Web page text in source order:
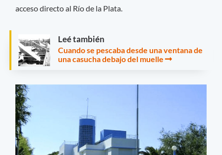
acceso directo al Río de la Plata.
Leé también
Cuando se pescaba desde una ventana de
una casucha debajo del muelle